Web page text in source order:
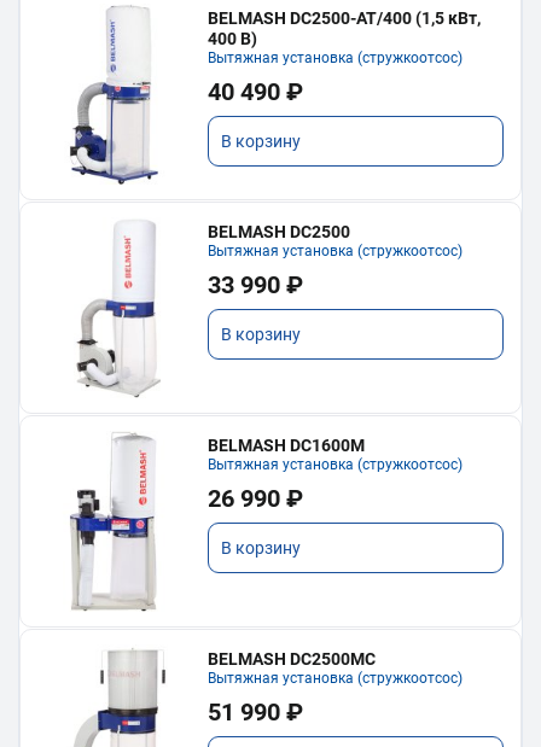
BELMASH DC2500-AT/400 (1,5 кВт,
400 В)
Вытяжная установка (стружкоотсос)
40 490 ₽
В корзину
BELMASH DC2500
Вытяжная установка (стружкоотсос)
33 990 ₽
В корзину
BELMASH DC1600M
Вытяжная установка (стружкоотсос)
26 990 ₽
В корзину
BELMASH DC2500MC
Вытяжная установка (стружкоотсос)
51 990 ₽